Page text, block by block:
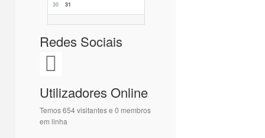
30
31
Redes Sociais
Utilizadores Online
Temos 654 visitantes e 0 membros
em linha